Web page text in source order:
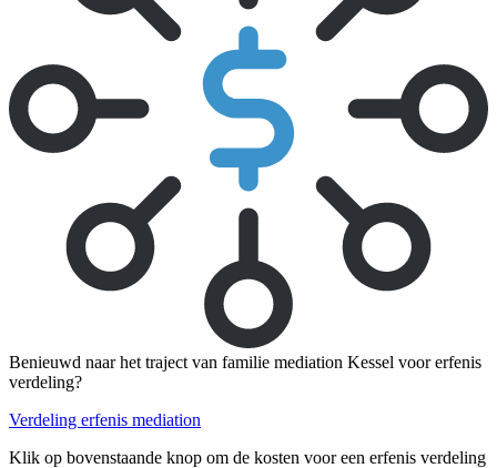
Benieuwd naar het traject van familie mediation Kessel voor erfenis
verdeling?
Verdeling erfenis mediation
Klik op bovenstaande knop om de kosten voor een erfenis verdeling